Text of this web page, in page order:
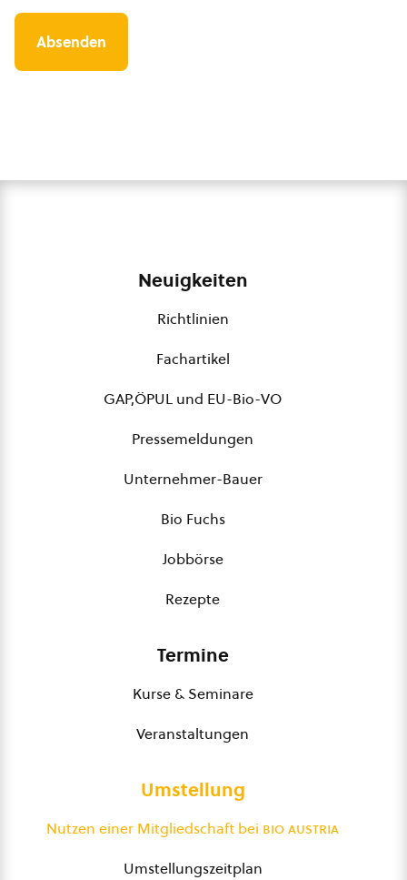
Neuigkeiten
Richtlinien
Fachartikel
GAP,ÖPUL und EU-Bio-VO
Pressemeldungen
Unternehmer-Bauer
Bio Fuchs
Jobbörse
Rezepte
Termine
Kurse & Seminare
Veranstaltungen
Umstellung
Nutzen einer Mitgliedschaft bei bio austria
Umstellungszeitplan